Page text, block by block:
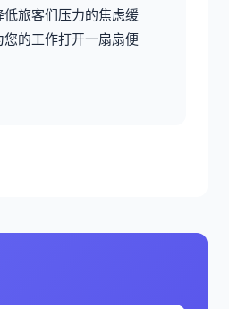
旅客们压力的焦虑缓
的工作打开一扇扇便